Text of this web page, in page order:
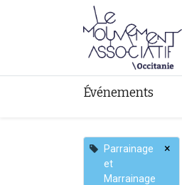
Événements
Parrainage
et
Marrainage
×